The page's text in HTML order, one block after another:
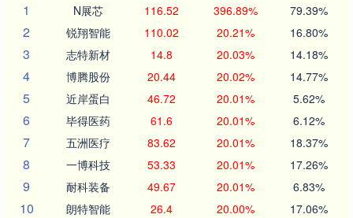
1
N展芯 116.52 396.89% 79.39%
2 锐翔智能 110.02 20.21% 16.80%
3 志特新材 14.8 20.03% 14.18%
4 博腾股份 20.44 20.02% 14.77%
5 近岸蛋白 46.72 20.01% 5.62%
6 毕得医药 61.6 20.01% 6.12%
7 五洲医疗 83.62 20.01% 18.37%
8 一博科技 53.33 20.01% 17.26%
9 耐科装备 49.67 20.01% 6.83%
10 朗特智能 26.4 20.00% 17.06%